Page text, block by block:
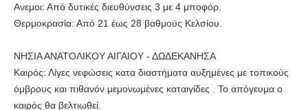
Ανεμοι: Από δυτικές διευθύνσεις 3 με 4 μποφόρ.
Θερμοκρασία: Από 21 έως 28 βαθμούς Κελσίου.
ΝΗΣΙΑ ΑΝΑΤΟΛΙΚΟΥ ΑΙΓΑΙΟΥ - ΔΩΔΕΚΑΝΗΣΑ
Καιρός: Λίγες νεφώσεις κατα διαστήματα αυξημένες με τοπικούς
όμβρους και πιθανόν μεμονωμένες καταιγίδες . Το απόγευμα ο
καιρός θα βελτιωθεί.